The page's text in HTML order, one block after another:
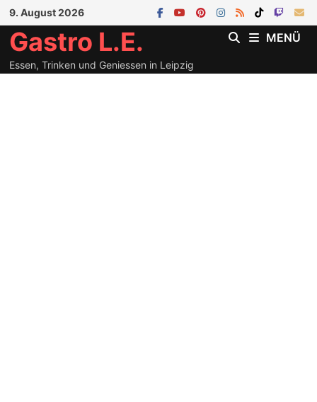
Zum
Inhalt
springen
9. August 2026
Gastro L.E.
Essen, Trinken und Geniessen in Leipzig
MENÜ